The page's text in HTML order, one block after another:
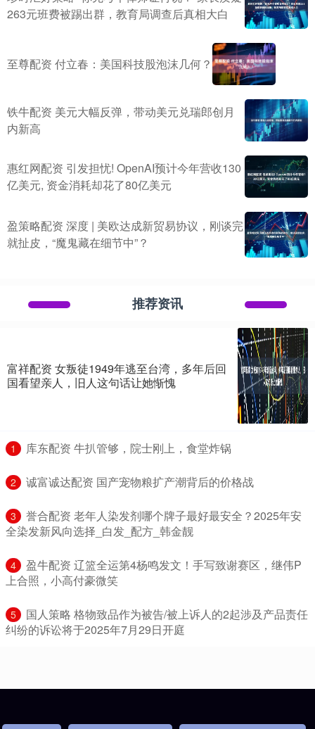
263元班费被踢出群，教育局调查后真相大白
至尊配资 付立春：美国科技股泡沫几何？
铁牛配资 美元大幅反弹，带动美元兑瑞郎创月
内新高
惠红网配资 引发担忧! OpenAI预计今年营收130
亿美元, 资金消耗却花了80亿美元
盈策略配资 深度 | 美欧达成新贸易协议，刚谈完
就扯皮，“魔鬼藏在细节中”？
推荐资讯
富祥配资 女叛徒1949年逃至台湾，多年后回
国看望亲人，旧人这句话让她惭愧
1 ​库东配资 牛扒管够，院士刚上，食堂炸锅
2 ​诚富诚达配资 国产宠物粮扩产潮背后的价格战
3
​誉合配资 老年人染发剂哪个牌子最好最安全？2025年安
全染发新风向选择_白发_配方_韩金靓
4
​盈牛配资 辽篮全运第4杨鸣发文！手写致谢赛区，继伟P
上合照，小高付豪微笑
5
​国人策略 格物致品作为被告/被上诉人的2起涉及产品责任
纠纷的诉讼将于2025年7月29日开庭